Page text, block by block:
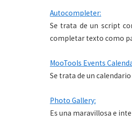
Autocompleter:
Se trata de un script
completar texto como
MooTools Events
Se trata de un
Photo Gallery:
Es una maravillosa e